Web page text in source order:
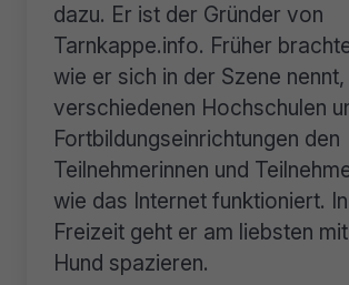
dazu. Er ist der Gründer von
Tarnkappe.info. Früher
wie er sich in der Szene nennt,
verschiedenen Hochschulen
Fortbildungseinrichtungen den
Teilnehmerinnen und
wie das Internet funktioniert.
Freizeit geht er am liebsten
Hund spazieren.